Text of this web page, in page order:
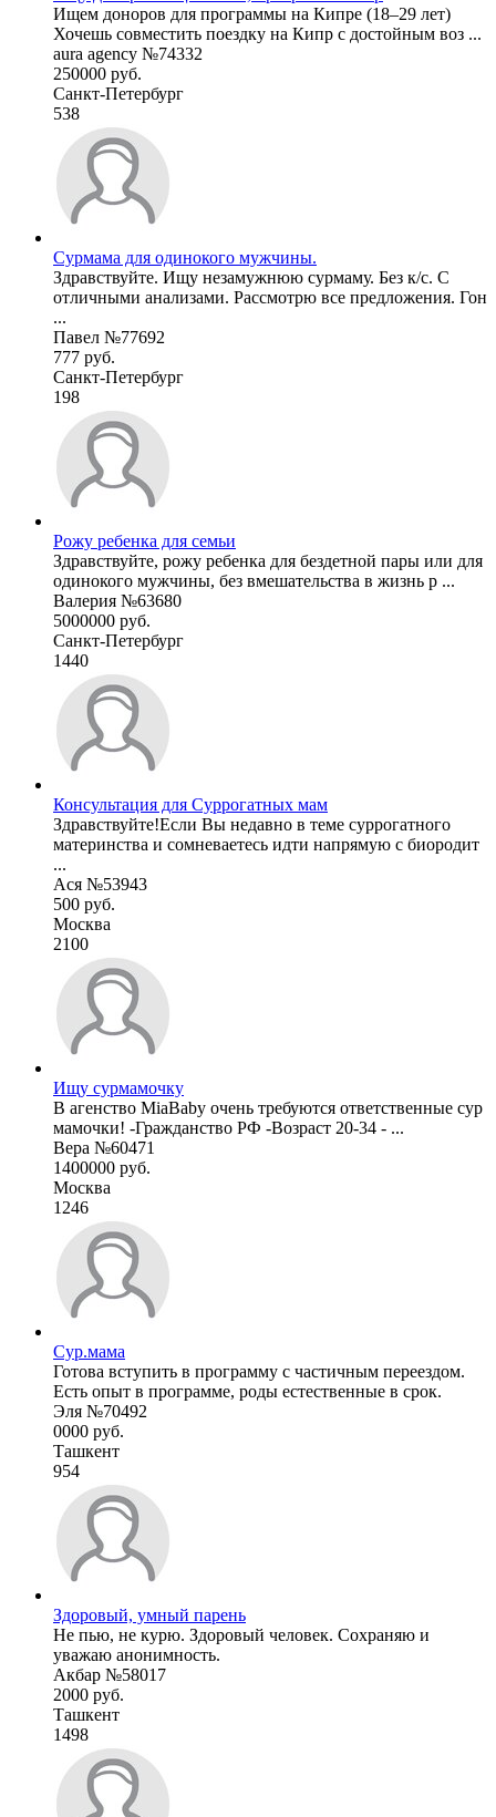
Ищем доноров для программы на Кипре (18–29 лет)
Хочешь совместить поездку на Кипр с достойным воз ...
aura agency №74332
250000 руб.
Санкт-Петербург
538
Сурмама для одинокого мужчины.
Здравствуйте. Ищу незамужнюю сурмаму. Без к/с. С
отличными анализами. Рассмотрю все предложения. Гон
...
Павел №77692
777 руб.
Санкт-Петербург
198
Рожу ребенка для семьи
Здравствуйте, рожу ребенка для бездетной пары или для
одинокого мужчины, без вмешательства в жизнь р ...
Валерия №63680
5000000 руб.
Санкт-Петербург
1440
Консультация для Суррогатных мам
Здравствуйте!Если Вы недавно в теме суррогатного
материнства и сомневаетесь идти напрямую с биородит
...
Ася №53943
500 руб.
Москва
2100
Ищу сурмамочку
В агенство MiaBaby очень требуются ответственные сур
мамочки! -Гражданство РФ -Возраст 20-34 - ...
Вера №60471
1400000 руб.
Москва
1246
Сур.мама
Готова вступить в программу с частичным переездом.
Есть опыт в программе, роды естественные в срок.
Эля №70492
0000 руб.
Ташкент
954
Здоровый, умный парень
Не пью, не курю. Здоровый человек. Сохраняю и
уважаю анонимность.
Акбар №58017
2000 руб.
Ташкент
1498